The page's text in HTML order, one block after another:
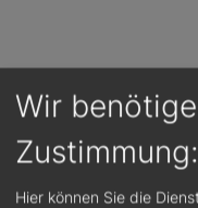
Wir
Zustimmung:
Hier können Sie die